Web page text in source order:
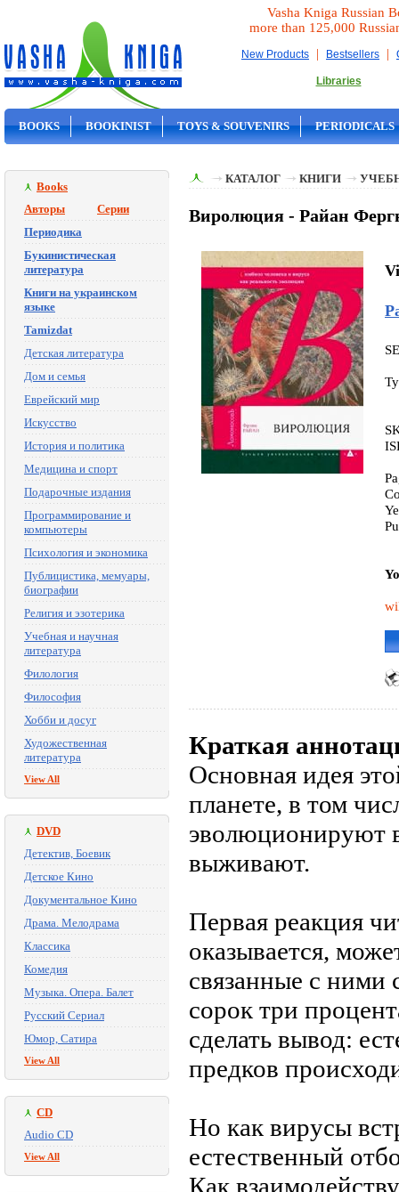
Vasha Kniga Russian
more than 125,000
New Products | Bestsellers |
Libraries
BOOKS BOOKINIST TOYS & SOUVENIRS PERIODICALS
Books
Авторы
Серии
Периодика
Букинистическая
литература
Книги на украинском
языке
Tamizdat
Детская литература
Дом и семья
Еврейский мир
Искусство
История и политика
Медицина и спорт
Подарочные издания
Программирование и
компьютеры
Психология и экономика
Публицистика, мемуары,
биографии
Религия и эзотерика
Учебная и научная
литература
Филология
Философия
Хобби и досуг
Художественная
литература
View All
DVD
Детектив, Боевик
Детское Кино
Документальное Кино
Драма. Мелодрама
Классика
Комедия
Музыка. Опера. Балет
Русский Сериал
Юмор, Сатира
View All
CD
Audio CD
View All
КАТАЛОГ КНИГИ
Виролюция - Райан
Краткая
Основная идея
планете, в том
эволюционируют
выживают.
Первая реакция
оказывается,
связанные с ними
сорок три
сделать вывод:
предков
Но как вирусы
естественный
Как